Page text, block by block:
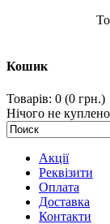
Кошик
Товарів: 0 (0 грн.)
Нічого не
Акції
Реквізити
Оплата
Доставка
Контакти